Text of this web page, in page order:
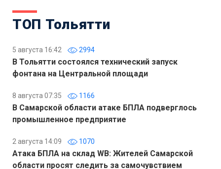
ТОП Тольятти
5 августа 16:42 2994
В Тольятти состоялся технический запуск
фонтана на Центральной площади
8 августа 07:35 1166
В Самарской области атаке БПЛА подверглось
промышленное предприятие
2 августа 14:09 1070
Атака БПЛА на склад WB: Жителей Самарской
области просят следить за самочувствием